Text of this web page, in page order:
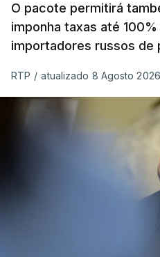
O pacote permitirá
imponha taxas até
importadores russos de
RTP / atualizado 8 Agosto